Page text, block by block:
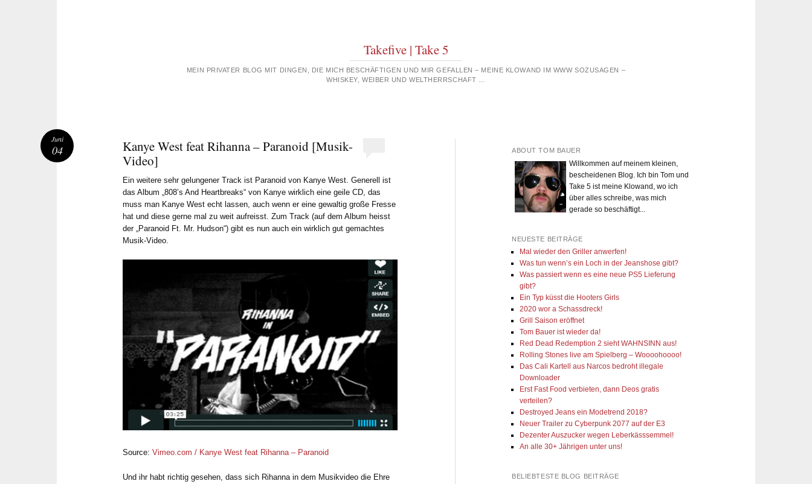
Takefive | Take 5
MEIN PRIVATER BLOG MIT DINGEN, DIE MICH BESCHÄFTIGEN UND MIR GEFALLEN – MEINE KLOWAND IM WWW SOZUSAGEN –
WHISKEY, WEIBER UND WELTHERRSCHAFT …
Kanye West feat Rihanna – Paranoid [Musik-
Video]
Ein weitere sehr gelungener Track ist Paranoid von Kanye West. Generell ist
das Album „808’s And Heartbreaks“ von Kanye wirklich eine geile CD, das
muss man Kanye West echt lassen, auch wenn er eine gewaltig große Fresse
hat und diese gerne mal zu weit aufreisst. Zum Track (auf dem Album heisst
der „Paranoid Ft. Mr. Hudson“) gibt es nun auch ein wirklich gut gemachtes
Musik-Video.
Source:Vimeo.com / Kanye West feat Rihanna – Paranoid
Und ihr habt richtig gesehen, dass sich Rihanna in dem Musikvideo die Ehre
Juni
04 ABOUT TOM BAUER
Willkommen auf meinem kleinen,
bescheidenen Blog. Ich bin Tom und
Take 5 ist meine Klowand, wo ich
über alles schreibe, was mich
gerade so beschäftigt...
NEUESTE BEITRÄGE
Mal wieder den Griller anwerfen!
Was tun wenn’s ein Loch in der Jeanshose gibt?
Was passiert wenn es eine neue PS5 Lieferung
gibt?
Ein Typ küsst die Hooters Girls
2020 wor a Schassdreck!
Grill Saison eröffnet
Tom Bauer ist wieder da!
Red Dead Redemption 2 sieht WAHNSINN aus!
Rolling Stones live am Spielberg – Woooohoooo!
Das Cali Kartell aus Narcos bedroht illegale
Downloader
Erst Fast Food verbieten, dann Deos gratis
verteilen?
Destroyed Jeans ein Modetrend 2018?
Neuer Trailer zu Cyberpunk 2077 auf der E3
Dezenter Auszucker wegen Leberkässsemmel!
An alle 30+ Jährigen unter uns!
BELIEBTESTE BLOG BEITRÄGE